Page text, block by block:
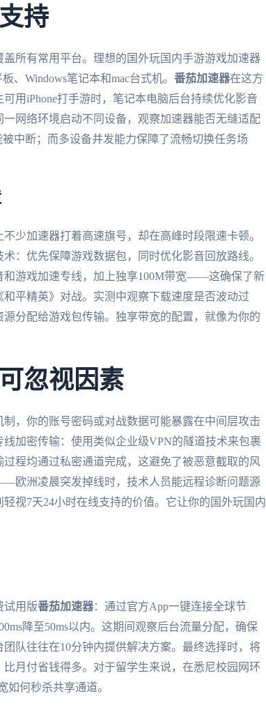
持
所有常用平台。理想的国外玩国内手游游戏加速器
、Windows笔记本和mac台式机。 番茄加速器在这方
用iPhone打手游时，笔记本电脑后台持续优化影音
网络环境启动不同设备，观察加速器能否无缝适配
中断；而多设备并发能力保障了流畅切换任务场
少加速器打着高速旗号，却在高峰时段限速卡顿。
：优先保障游戏数据包，同时优化影音回放路线。
和游戏加速专线，加上独享100M带宽——这确保了新
平精英》对战。实测中观察下载速度是否波动过
分配给游戏包传输。独享带宽的配置，就像为你的
忽视因素
，你的账号密码或对战数据可能暴露在中间层攻击
加密传输：使用类似企业级VPN的隧道技术来包裹
程均通过私密通道完成，这避免了被恶意截取的风
欧洲凌晨突发掉线时，技术人员能远程诊断问题源
视7天24小时在线支持的价值。它让你的国外玩国内
试用版番茄加速器：通过官方App一键连接全球节
降至50ms以内。这期间观察后台流量分配，确保
队往往在10分钟内提供解决方案。最终选择时，将
月付省钱得多。对于留学生来说，在悉尼校园网环
如何秒杀共享通道。